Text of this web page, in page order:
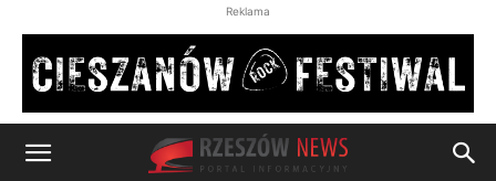
Reklama